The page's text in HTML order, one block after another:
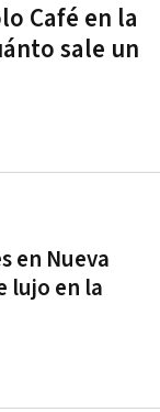
Café en la
sale un
en Nueva
lujo en la